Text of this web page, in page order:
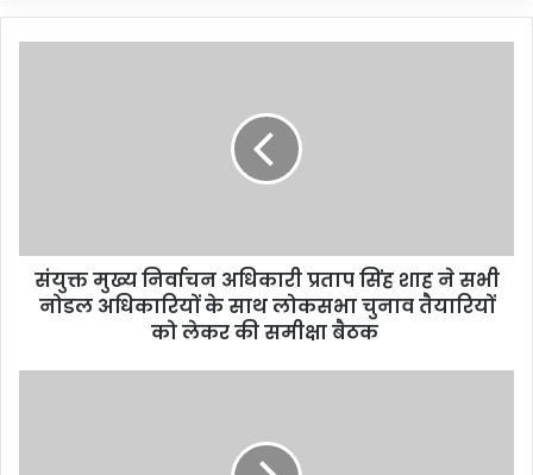
संयुक्त मुख्य निर्वाचन अधिकारी प्रताप सिंह शाह ने सभी
नोडल अधिकारियों के साथ लोकसभा चुनाव तैयारियों
को लेकर की समीक्षा बैठक